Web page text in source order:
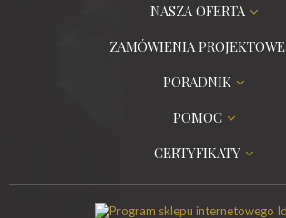
NASZA OFERTA
ZAMÓWIENIA PROJEKTOWE
PORADNIK
POMOC
CERTYFIKATY